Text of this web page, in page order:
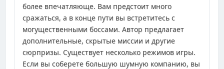
более впечатляюще. Вам предстоит много
сражаться, а в конце пути вы встретитесь с
могущественными боссами. Автор предлагает
дополнительные, скрытые миссии и другие
сюрпризы. Существует несколько режимов игры.
Если вы соберете большую шумную компанию, вы